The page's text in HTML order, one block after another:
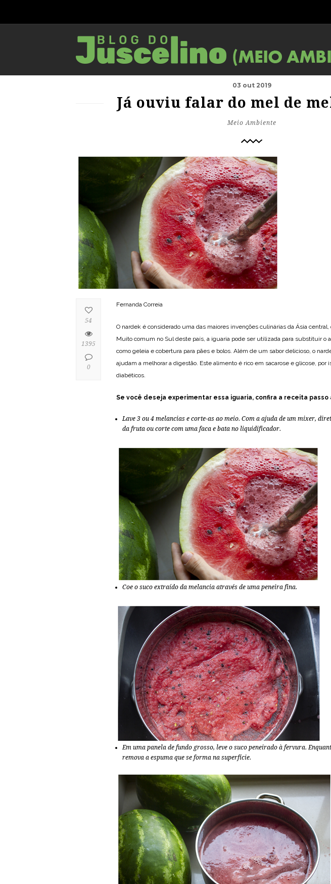
03 out 2019
Já ouviu falar do mel de
Meio Ambiente
Fernanda Correia
O nardek é considerado uma das maiores invenções culinárias da Ásia
Muito comum no Sul deste país, a iguaria pode ser utilizada para substituir o
como geleia e cobertura para pães e bolos. Além de um sabor delicioso, o
ajudam a melhorar a digestão. Este alimento é rico em sacarose e glicose, por
diabéticos.
Se você deseja experimentar essa iguaria, confira a receita passo
Lave 3 ou 4 melancias e corte-as ao meio. Com a ajuda de um mixer,
da fruta ou corte com uma faca e bata no liquidificador.
Coe o suco extraído da melancia através de uma peneira fina.
Em uma panela de fundo grosso, leve o suco peneirado à fervura.
remova a espuma que se forma na superfície.
54
1395
0